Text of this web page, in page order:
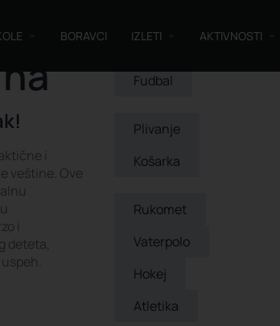
BORAVCI IZLETI AKTIVNOSTI
i
veštine. Ove
i
deteta,
Fudbal
Plivanje
Košarka
Rukomet
Vaterpolo
Hokej
Atletika